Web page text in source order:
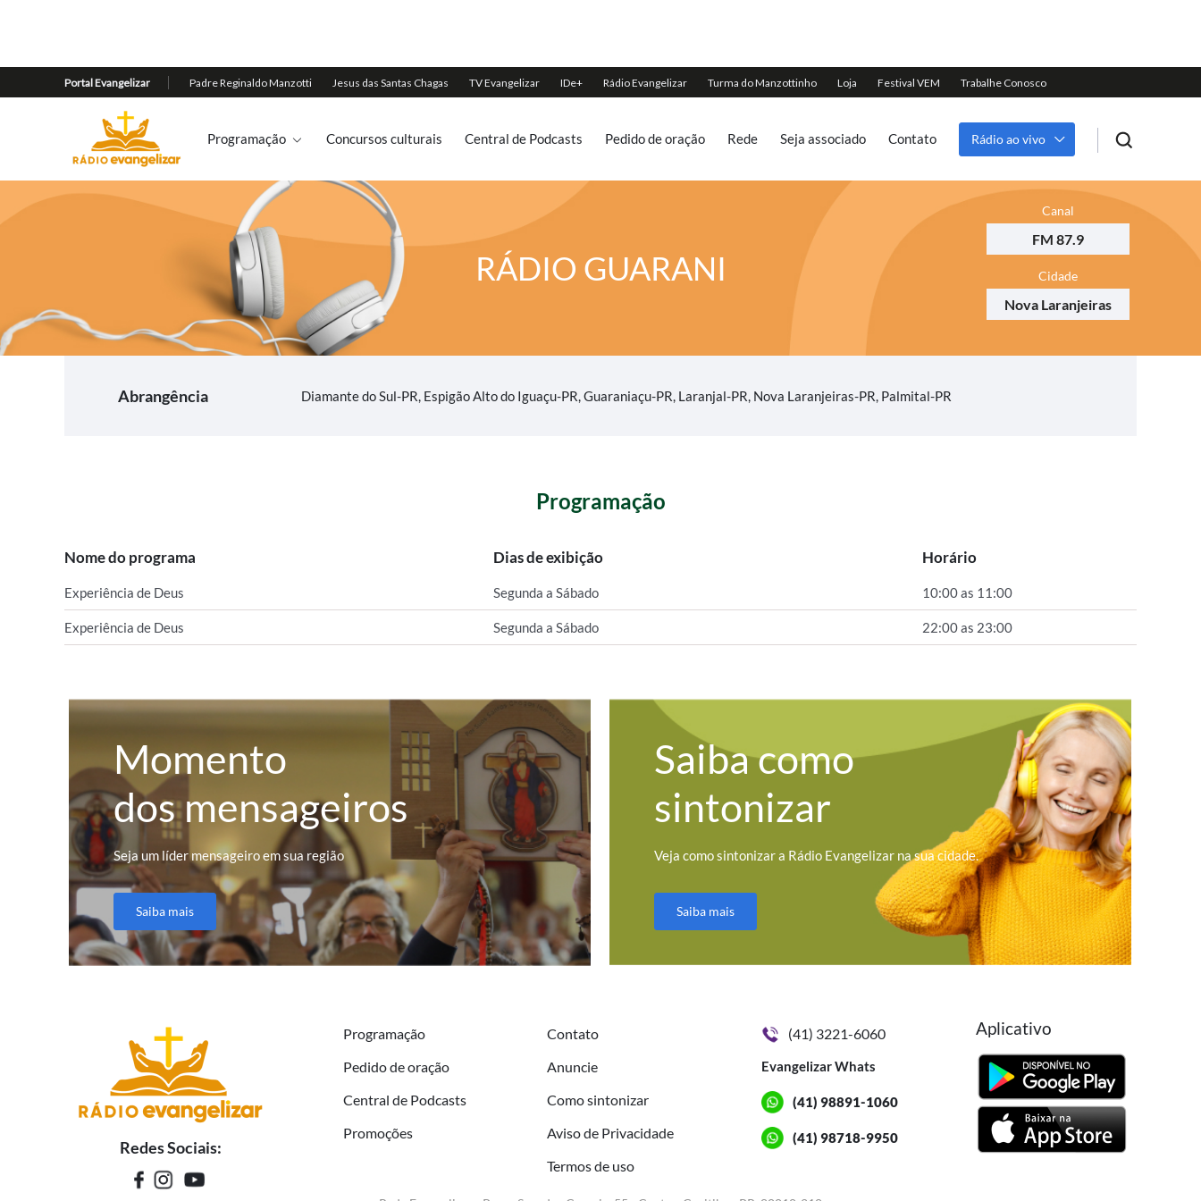
Programação Concursos culturais Central de Podcasts Pedido de oração Rede Seja associado Contato Rádio ao vivo
RÁDIO GUARANI
Canal
FM 87.9
Cidade
Nova Laranjeiras
Abrangência Diamante do Sul-PR, Espigão Alto do Iguaçu-PR, Guaraniaçu-PR, Laranjal-PR, Nova Laranjeiras-PR, Palmital-PR
Programação
Nome do programa Dias de exibição Horário
Experiência de Deus Segunda a Sábado 10:00 as 11:00
Experiência de Deus Segunda a Sábado 22:00 as 23:00
Momento
dos mensageiros
Seja um líder mensageiro em sua região
Saiba mais
Saiba como
sintonizar
Veja como sintonizar a Rádio Evangelizar na sua cidade.
Saiba mais
Redes Sociais:
Programação
Pedido de oração
Central de Podcasts
Promoções
Contato
Anuncie
Como sintonizar
Aviso de Privacidade
Termos de uso
(41) 3221-6060
Evangelizar Whats
(41) 98891-1060
(41) 98718-9950
Aplicativo